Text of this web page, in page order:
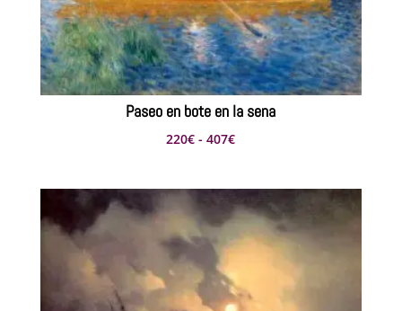
Paseo en bote en la sena
220€ - 407€Rango
precios:
desde
220€